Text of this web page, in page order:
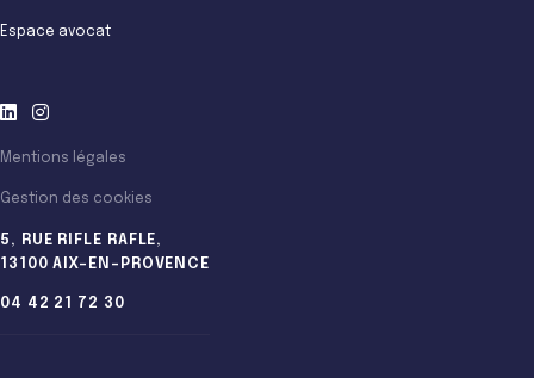
Espace avocat
Mentions légales
Gestion des cookies
5, RUE RIFLE RAFLE,
13100 AIX-EN-PROVENCE
04 42 21 72 30